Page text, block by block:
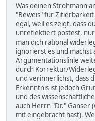
Was deinen Strohmann
"Beweis" für
egal, weil es zeigt, dass
unreflektiert postest,
man dich rational
ignorierst es und
Argumentationslinie
durch Korrektur/
und verinnerlichst, dass
Erkenntnis ist jedoch
und des
auch Herrn "Dr." Ganser
mit eingebracht hast).